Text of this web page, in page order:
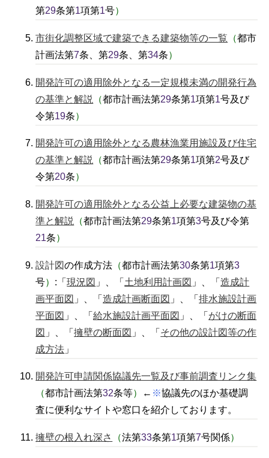
第29条第1項第1号）
市街化調整区域で建築できる建築物等の一覧 （都市
計画法第7条、第29条、第34条）
開発許可の適用除外となる一定規模未満の開発行為
の基準と解説
（都市計画法第29条第1項第1号及び
令第19条）
開発許可の適用除外となる農林漁業用施設及び住宅
の基準と解説
（都市計画法第29条第1項第2号及び
令第20条）
開発許可の適用除外となる公益上必要な建築物の基
準と解説
（都市計画法第29条第1項第3号及び令第
21条）
設計図の作成方法 （都市計画法第30条第1項第3
号） :「現況図 」、「 土地利用計画図 」、「造成計
画平面図 」、「造成計画断面図 」、「排水施設計画
平面図 」、「給水施設計画平面図 」、「 がけの断面
図 」、「擁壁の断面図 」、「 その他の設計図等の作
成方法 」
開発許可申請関係協議先一覧及び事前調査リンク集
（都市計画法第32条等） ← ※協議先のほか基礎調
査に便利なサイトや窓口を紹介しております。
擁壁の根入れ深さ （法第33条第1項第7号関係）